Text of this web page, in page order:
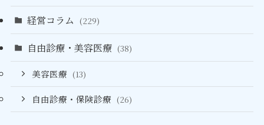
経営コラム (229)
自由診療・美容医療 (38)
美容医療 (13)
自由診療・保険診療 (26)